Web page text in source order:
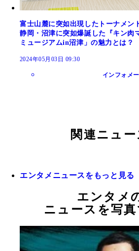
富士山麓に突如出現したトーナメン
静岡・沼津に突如爆誕した『キン肉
ミュージアムin沼津」の魅力とは？
2024年05月03日 09:30
インフォメ
関連ニュー
エンタメニュースをもっと見る
エンタメ
ニュースを写